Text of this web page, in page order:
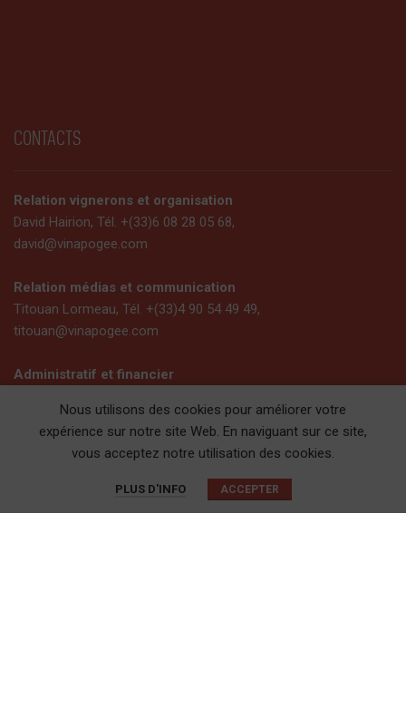
CONTACTS
Relation vignerons et organisation
David Hairion, Tél. +(33)6 08 28 05 68,
david@vinapogee.com
Relation médias et communication
Titouan Lormeau, Tél. +(33)4 90 54 49 49,
titouan@vinapogee.com
Administratif et financier
karine@vinapogee.com
Coline Lanckmans, Tél. +(33)4 90 54 49 55,
coline@vinapogee.com
LIENS RAPIDES
Nous utilisons des cookies pour améliorer votre
expérience sur notre site Web. En naviguant sur ce site,
vous acceptez notre utilisation des cookies.
PLUS D'INFO ACCEPTER
Panier